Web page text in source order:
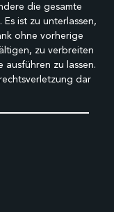
die gesamte
ist zu unterlassen,
ohne vorherige
zu verbreiten
zu lassen.
dar